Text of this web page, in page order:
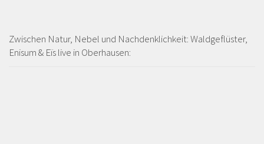
Zwischen Natur, Nebel und Nachdenklichkeit: Waldgeflüster,
Enisum & Eïs live in Oberhausen: